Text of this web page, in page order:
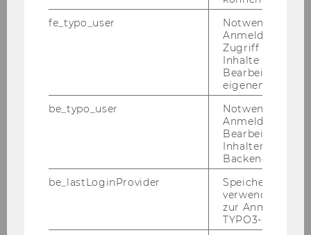
Exercise No. 11: Credit Limit Check (Simplified)
Exercise No. 12: Customer Creation from a SD
Exercise No. 13: Customer Creation from an AR
Exercise No. 14: A Classical Sales Order
Exercise No. 15: Maintenance
Exercise No. 16: E-Commerce System for Public
fe_typo_user
Notwendig für
Anmeldung und
Zugriff auf
Inhalte oder zur
Bearbeitung des
eigenen Profils.
be_typo_user
Notwendig für
Anmeldung und
Bearbeitung von
Inhalten im
Backend.
be_lastLoginProvider
Speichert die
verwendete
zur Anmeldung
TYPO3-Backend.